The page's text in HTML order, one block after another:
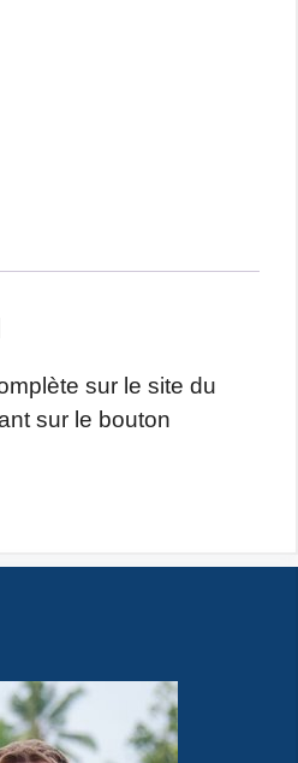
sur le site du
sur le bouton